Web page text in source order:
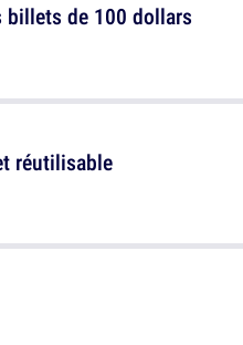
réutilisable
billets de 100 dollars